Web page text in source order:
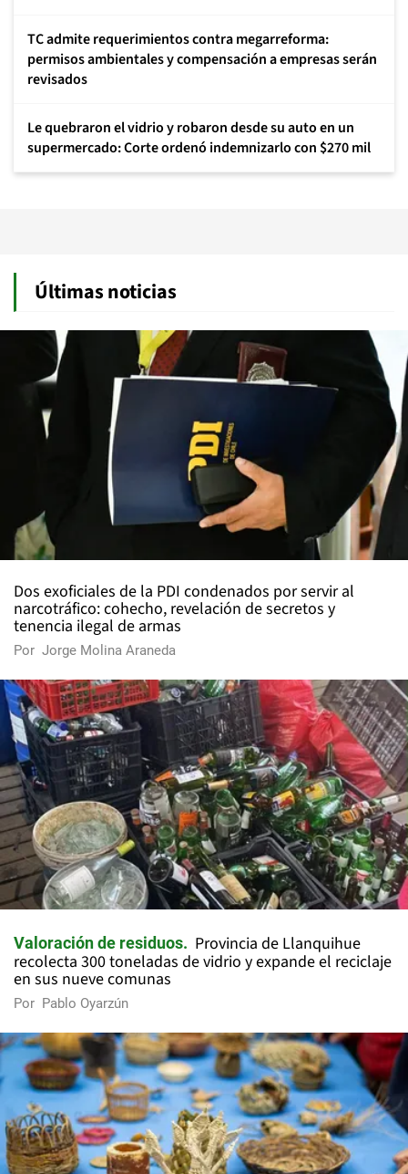
TC admite requerimientos contra megarreforma:
permisos ambientales y compensación a empresas serán
revisados
Le quebraron el vidrio y robaron desde su auto en un
supermercado: Corte ordenó indemnizarlo con $270 mil
Últimas noticias
Dos exoficiales de la PDI condenados por servir al
narcotráfico: cohecho, revelación de secretos y
tenencia ilegal de armas
Por Jorge Molina Araneda
Valoración de residuos
Provincia de Llanquihue
recolecta 300 toneladas de vidrio y expande el reciclaje
en sus nueve comunas
Por Pablo Oyarzún